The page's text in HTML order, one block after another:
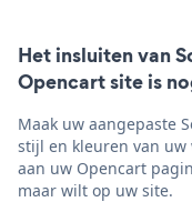
Het insluiten van
Opencart site is
Maak uw aangepaste
stijl en kleuren van uw
aan uw Opencart
maar wilt op uw site.